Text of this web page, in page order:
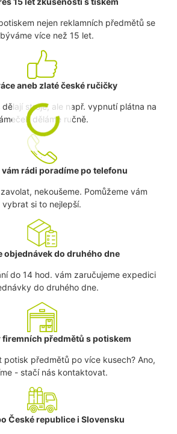
nejen reklamních předmětů se
více než 15 let.
aneb zlaté české ručičky
stroje, ale např. vypnutí plátna na
děláme ručně.
vám rádi poradíme po telefonu
nekoušeme. Pomůžeme vám
vybrat si to nejlepší.
objednávek do druhého dne
do 14 hod. vám zaručujeme expedici
do druhého dne.
firemních předmětů s potiskem
potisk předmětů po více kusech? Ano,
- stačí nás kontaktovat.
České republice i Slovensku